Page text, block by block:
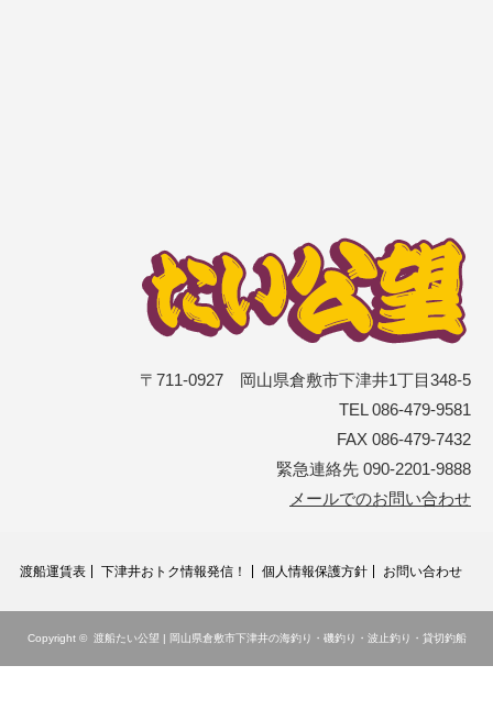
〒711-0927 岡山県倉敷市下津井1丁目348-5
TEL 086-479-9581
FAX 086-479-7432
緊急連絡先 090-2201-9888
メールでのお問い合わせ
渡船運賃表 下津井おトク情報発信！ 個人情報保護方針 お問い合わせ
Copyright © 渡船たい公望 | 岡山県倉敷市下津井の海釣り・磯釣り・波止釣り・貸切釣船